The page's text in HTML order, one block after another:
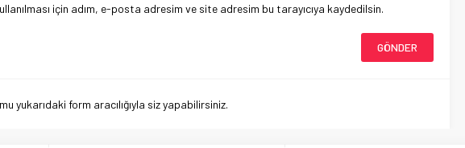
için adım, e-posta adresim ve site adresim bu tarayıcıya kaydedilsin.
yukarıdaki form aracılığıyla siz yapabilirsiniz.